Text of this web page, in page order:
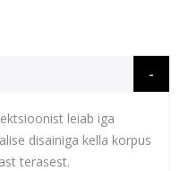
leiab iga
disainiga kella korpus
terasest.